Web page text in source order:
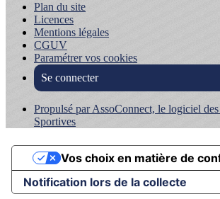
Plan du site
Licences
Mentions légales
CGUV
Paramétrer vos cookies
Se connecter
Propulsé par AssoConnect, le logiciel
Sportives
Notification lors de la collecte
Vos choix en matière de